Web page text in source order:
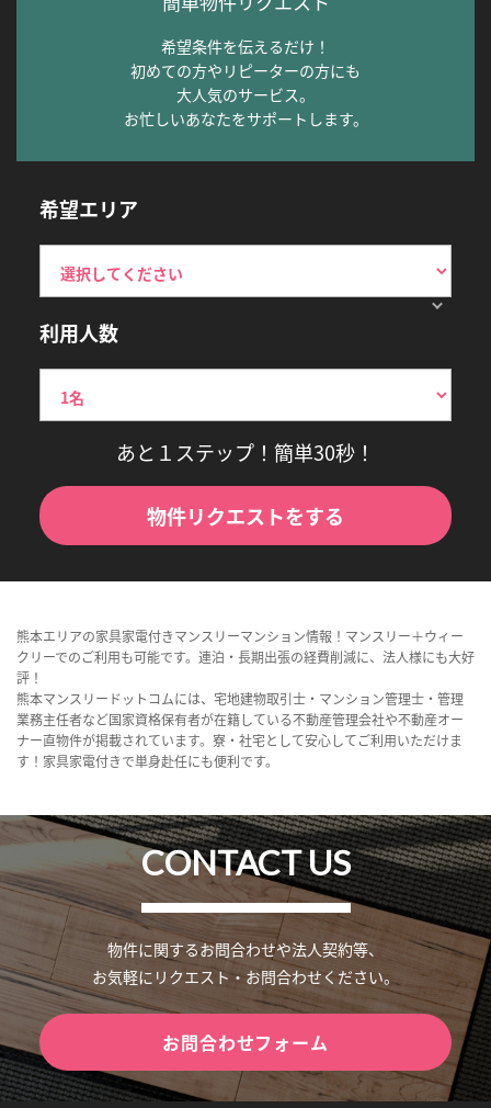
希望条件を伝えるだけ！
初めての方やリピーターの方にも
大人気のサービス。
お忙しいあなたをサポートします。
希望エリア
利用人数
あと１ステップ！簡単30秒！
物件リクエストをする
熊本エリアの家具家電付きマンスリーマンション情報！マンスリー＋ウィー
クリーでのご利用も可能です。連泊・長期出張の経費削減に、法人様にも大好
評！
熊本マンスリードットコムには、宅地建物取引士・マンション管理士・管理
業務主任者など国家資格保有者が在籍している不動産管理会社や不動産オー
ナー直物件が掲載されています。寮・社宅として安心してご利用いただけま
す！家具家電付きで単身赴任にも便利です。
CONTACT US
物件に関するお問合わせや法人契約等、
お気軽にリクエスト・お問合わせください。
お問合わせフォーム